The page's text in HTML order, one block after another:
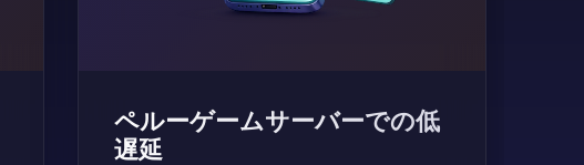
ペルーゲームサーバーでの低
遅延